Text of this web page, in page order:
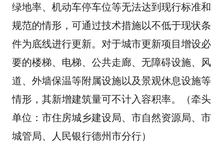
绿地率、机动车停车位等无法达到现行标准和
规范的情形，可通过技术措施以不低于现状条
件为底线进行更新。对于城市更新项目增设必
要的楼梯、电梯、公共走廊、无障碍设施、风
道、外墙保温等附属设施以及景观休息设施等
情形，其新增建筑量可不计入容积率。（牵头
单位：市住房城乡建设局、市自然资源局、市
城管局、人民银行德州市分行）